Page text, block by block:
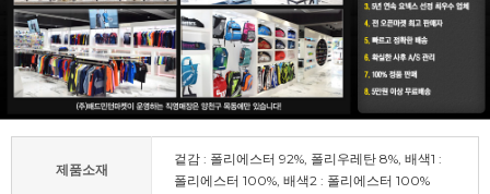
제품소재
겉감 : 폴리에스터 92%, 폴리우레탄 8%, 배색1 :
폴리에스터 100%, 배색2 : 폴리에스터 100%